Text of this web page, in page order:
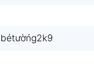
bétườńg2k9